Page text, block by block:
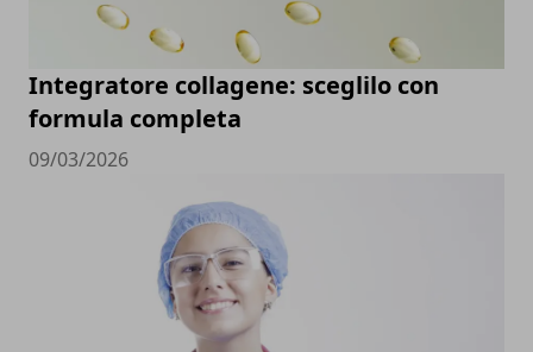
Integratore collagene: sceglilo con
formula completa
09/03/2026